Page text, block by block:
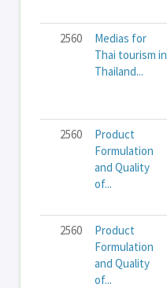
2560
Medias for
Thai tourism in
Thailand...
2560
Product
Formulation
and Quality
of...
2560
Product
Formulation
and Quality
of...